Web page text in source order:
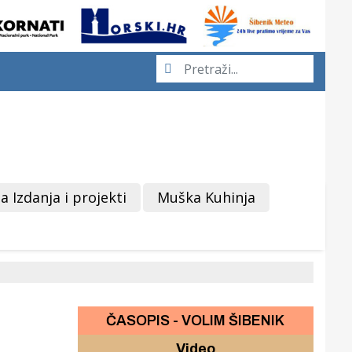
Izdanja i projekti Muška Kuhinja
ČASOPIS - VOLIM ŠIBENIK
Video